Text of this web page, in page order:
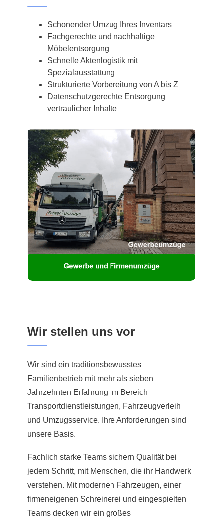
Schonender Umzug Ihres Inventars
Fachgerechte und nachhaltige
Möbelentsorgung
Schnelle Aktenlogistik mit
Spezialausstattung
Strukturierte Vorbereitung von A bis Z
Datenschutzgerechte Entsorgung
vertraulicher Inhalte
Wir stellen uns vor
Wir sind ein traditionsbewusstes
Familienbetrieb mit mehr als sieben
Jahrzehnten Erfahrung im Bereich
Transportdienstleistungen, Fahrzeugverleih
und Umzugsservice. Ihre Anforderungen sind
unsere Basis.
Fachlich starke Teams sichern Qualität bei
jedem Schritt, mit Menschen, die ihr Handwerk
verstehen. Mit modernen Fahrzeugen, einer
firmeneigenen Schreinerei und eingespielten
Teams decken wir ein großes